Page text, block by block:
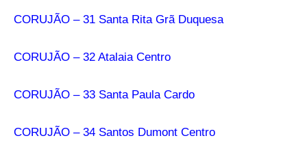
CORUJÃO – 31 Santa Rita Grã Duquesa
CORUJÃO – 32 Atalaia Centro
CORUJÃO – 33 Santa Paula Cardo
CORUJÃO – 34 Santos Dumont Centro